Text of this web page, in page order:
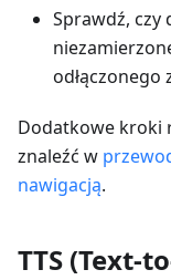
Sprawdź, czy
odłączonego
Dodatkowe kroki
znaleźć w
nawigacją.
TTS (Text-